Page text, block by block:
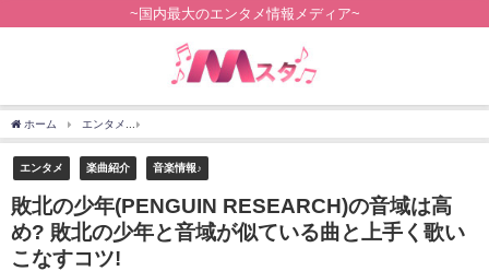
~国内最大のエンタメ情報メディア~
ホーム エンタメ
エンタメ 楽曲紹介 音楽情報♪
敗北の少年(PENGUIN RESEARCH)の音域は高
め? 敗北の少年と音域が似ている曲と上手く歌い
こなすコツ!